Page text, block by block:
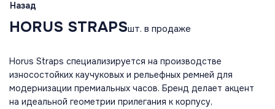
Назад
HORUS STRAPSшт. в продаже
Horus Straps специализируется на производстве
износостойких каучуковых и рельефных ремней для
модернизации премиальных часов. Бренд делает акцент
на идеальной геометрии прилегания к корпусу,